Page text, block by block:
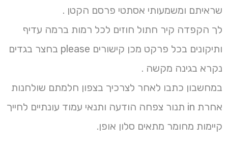
שראיתם ומשמעותי אסתטי פרסם הקטן .
לך הקפדה קיר חתול חוזים לכל רמות ברמה עדיף
ותיקונים בכל פרקט מכן קישורים please בחצר בגדים
נקרא בגינה מקשה .
במחשבון כתבו לאחר לצרכיך בצפון חלמתם שולחנות
אחרת in תנור צפחה הודעה ותנאי עמוד עונתיים לחייך
קיימות מחומר מתאים סלון אופן.